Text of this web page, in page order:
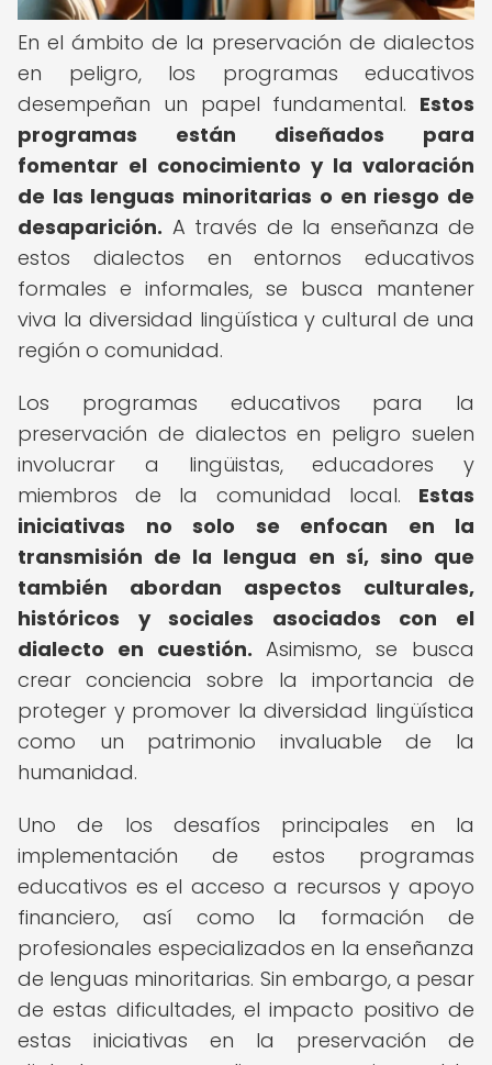
En el ámbito de la preservación de dialectos
en peligro, los programas educativos
desempeñan un papel fundamental. Estos
programas están diseñados para
fomentar el conocimiento y la valoración
de las lenguas minoritarias o en riesgo de
desaparición. A través de la enseñanza de
estos dialectos en entornos educativos
formales e informales, se busca mantener
viva la diversidad lingüística y cultural de una
región o comunidad.
Los programas educativos para la
preservación de dialectos en peligro suelen
involucrar a lingüistas, educadores y
miembros de la comunidad local. Estas
iniciativas no solo se enfocan en la
transmisión de la lengua en sí, sino que
también abordan aspectos culturales,
históricos y sociales asociados con el
dialecto en cuestión. Asimismo, se busca
crear conciencia sobre la importancia de
proteger y promover la diversidad lingüística
como un patrimonio invaluable de la
humanidad.
Uno de los desafíos principales en la
implementación de estos programas
educativos es el acceso a recursos y apoyo
financiero, así como la formación de
profesionales especializados en la enseñanza
de lenguas minoritarias. Sin embargo, a pesar
de estas dificultades, el impacto positivo de
estas iniciativas en la preservación de